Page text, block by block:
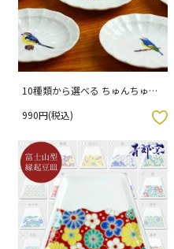
10種類から選べる ちゅんちゅん
990円(税込) お気に入りボタン